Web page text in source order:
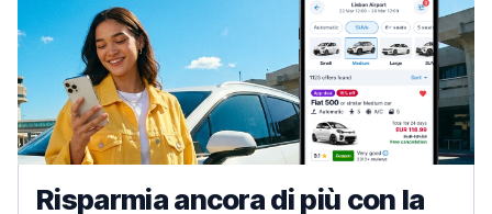
Risparmia ancora di più con la